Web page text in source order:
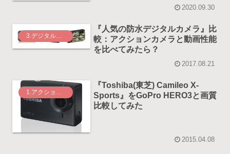
2020.09.30
3.デジタルカメラ
『人気の防水デジタルカメラ』比
較：アクションカメラと動画性能
を比べてみたら？
2017.08.21
1.アクションカメラ
『Toshiba(東芝) Camileo X-
Sports』をGoPro HERO3と画質
比較してみた
2015.04.08